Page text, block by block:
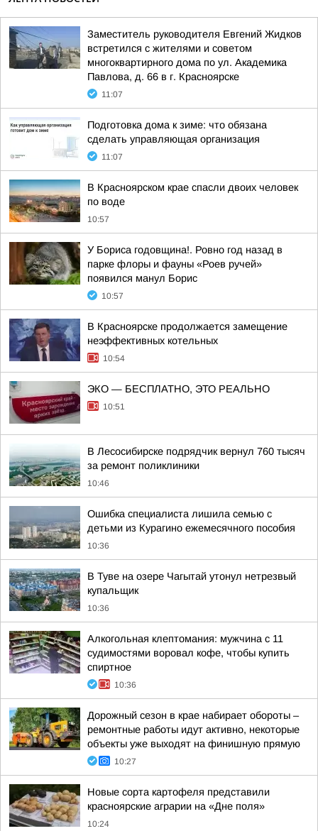
Заместитель руководителя Евгений Жидков
встретился с жителями и советом
многоквартирного дома по ул. Академика
Павлова, д. 66 в г. Красноярске
11:07
Подготовка дома к зиме: что обязана
сделать управляющая организация
11:07
В Красноярском крае спасли двоих человек
по воде
10:57
У Бориса годовщина!. Ровно год назад в
парке флоры и фауны «Роев ручей»
появился манул Борис
10:57
В Красноярске продолжается замещение
неэффективных котельных
10:54
ЭКО — БЕСПЛАТНО, ЭТО РЕАЛЬНО
10:51
В Лесосибирске подрядчик вернул 760 тысяч
за ремонт поликлиники
10:46
Ошибка специалиста лишила семью с
детьми из Курагино ежемесячного пособия
10:36
В Туве на озере Чагытай утонул нетрезвый
купальщик
10:36
Алкогольная клептомания: мужчина с 11
судимостями воровал кофе, чтобы купить
спиртное
10:36
Дорожный сезон в крае набирает обороты –
ремонтные работы идут активно, некоторые
объекты уже выходят на финишную прямую
10:27
Новые сорта картофеля представили
красноярские аграрии на «Дне поля»
10:24